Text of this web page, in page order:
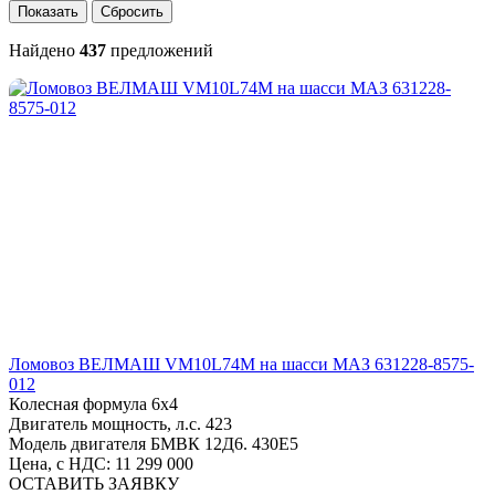
Найдено 437 предложений
Ломовоз ВЕЛМАШ VM10L74M на шасси МАЗ 631228-8575-
012
Колесная формула 6х4
Двигатель мощность, л.с. 423
Модель двигателя БМВК 12Д6. 430Е5
Цена, с НДС: 11 299 000
ОСТАВИТЬ ЗАЯВКУ